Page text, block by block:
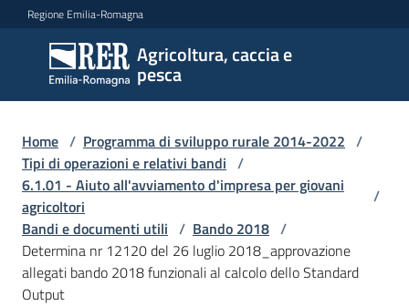
Vai al contenuto
Vai alla navigazione
Vai al footer
Regione Emilia-Romagna
Agricoltura, caccia e
pesca
Agricoltura,
caccia e
pesca
Argomenti
Novità
Home / Programma di sviluppo rurale 2014-2022 /
Tipi di operazioni e relativi bandi /
6.1.01 - Aiuto all'avviamento d'impresa per giovani
agricoltori
/
Bandi e documenti utili / Bando 2018 /
Determina nr 12120 del 26 luglio 2018_approvazione
allegati bando 2018 funzionali al calcolo dello Standard
Output